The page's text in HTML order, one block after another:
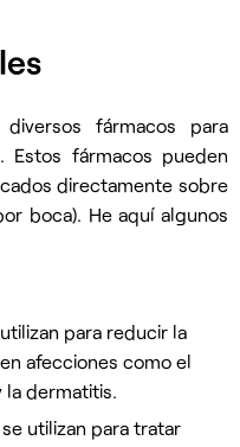
fármacos para
fármacos pueden
directamente sobre
boca). He aquí algunos
para reducir la
afecciones como el
dermatitis.
se utilizan para tratar